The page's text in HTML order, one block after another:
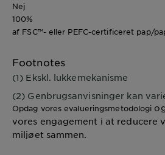
Nej
100%
af FSC™- eller PEFC-certificeret pap/
Footnotes
(1) Ekskl. lukkemekanisme
(2) Genbrugsanvisninger kan
Opdag vores evalueringsmetodologi
vores engagement i at reducere
miljøet sammen.